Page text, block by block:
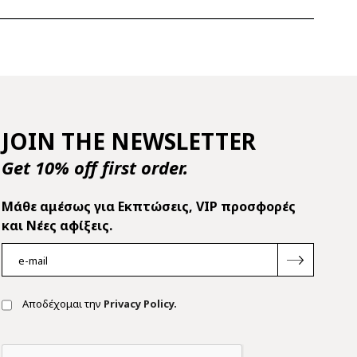
JOIN THE NEWSLETTER
Get 10% off first order.
Mάθε αμέσως για Εκπτώσεις, VIP προσφορές
και Νέες αφίξεις.
Αποδέχομαι την Privacy Policy.